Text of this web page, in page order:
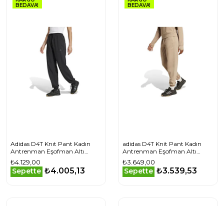
BEDAVA!
Adidas D4T Knıt Pant Kadın
Antrenman Eşofman Altı
JP2644 Siyah
₺4.129,00
Sepette ₺4.005,13
BEDAVA!
adidas D4T Knit Pant Kadın
Antrenman Eşofman Altı
JX7340 Krem
₺3.649,00
Sepette ₺3.539,53